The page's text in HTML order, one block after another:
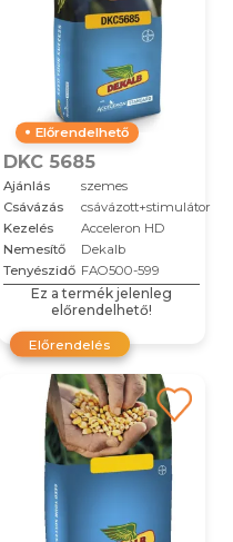
Előrendelhető
DKC 5685
Ajánlás
szemes
Csávázás
csávázott+stimulátor
Kezelés
Acceleron HD
Nemesítő
Dekalb
Tenyészidő FAO500-599
Ez a termék jelenleg
előrendelhető!
Előrendelés